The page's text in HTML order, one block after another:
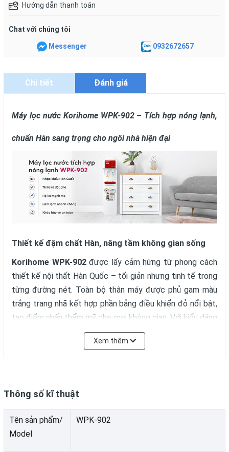
Hướng dẫn thanh toán
Chat với chúng tôi
Messenger 0932672657
Chi tiết Đánh giá
Máy lọc nước Korihome WPK-902 – Tích hợp nóng lạnh,
chuẩn Hàn sang trọng cho ngôi nhà hiện đại
Thiết kế đậm chất Hàn, nâng tầm không gian sống
Korihome WPK-902được lấy cảm hứng từ phong cách
thiết kế nội thất Hàn Quốc – tối giản nhưng tinh tế trong
từng đường nét. Toàn bộ thân máy được phủ gam màu
trắng trang nhã kết hợp phần bảng điều khiển đỏ nổi bật,
tạo điểm nhấn thẩm mỹ cho mọi không gian. Với kiểu dáng
đứng gọn gàng, máy có thể bố trí linh hoạt ở phòng
khách, bếp hay văn phòng làm việc mà không chiếm nhiều
Xem thêm
Thông số kĩ thuật
Tên sản phẩm/
Model
WPK-902